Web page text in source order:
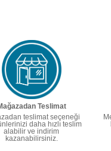
Teslimat
teslimat seçeneği
daha hızlı teslim
alabilir ve indirim
kazanabilirsiniz.